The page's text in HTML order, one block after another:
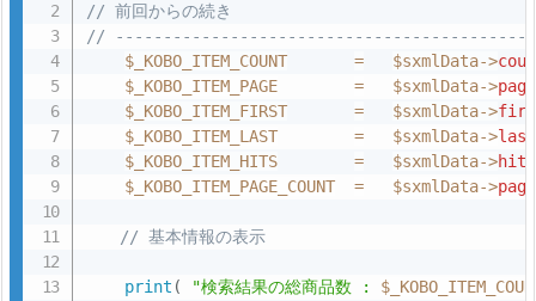
// 前回からの続き
//
$_KOBO_ITEM_COUNT
= $sxmlData->
$_KOBO_ITEM_PAGE
= $sxmlData->page
$_KOBO_ITEM_FIRST
= $sxmlData->
$_KOBO_ITEM_LAST
= $sxmlData->last
$_KOBO_ITEM_HITS
= $sxmlData->hits
$_KOBO_ITEM_PAGE_COUNT
= $sxmlData->
// 基本情報の表示
print ( "検索結果の総商品数 :